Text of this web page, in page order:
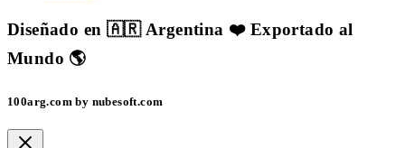
Diseñado en 🇦🇷 Argentina ❤️ Exportado al
Mundo 🌎
100arg.com by nubesoft.com